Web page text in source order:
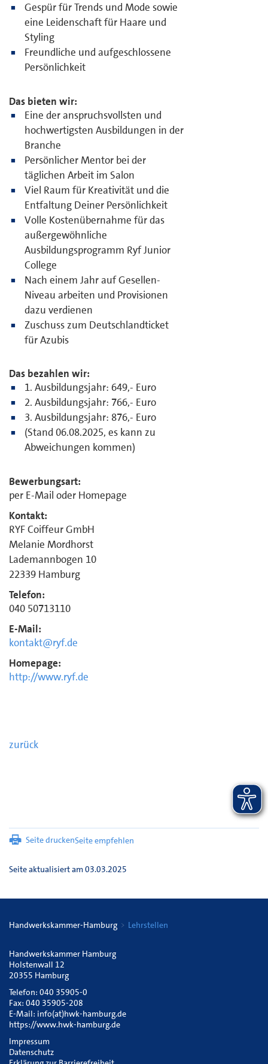
Gespür für Trends und Mode sowie
eine Leidenschaft für Haare und
Styling
Freundliche und aufgeschlossene
Persönlichkeit
Das bieten wir:
Eine der anspruchsvollsten und
hochwertigsten Ausbildungen in der
Branche
Persönlicher Mentor bei der
täglichen Arbeit im Salon
Viel Raum für Kreativität und die
Entfaltung Deiner Persönlichkeit
Volle Kostenübernahme für das
außergewöhnliche
Ausbildungsprogramm Ryf Junior
College
Nach einem Jahr auf Gesellen-
Niveau arbeiten und Provisionen
dazu verdienen
Zuschuss zum Deutschlandticket
für Azubis
Das bezahlen wir:
1. Ausbildungsjahr: 649,- Euro
2. Ausbildungsjahr: 766,- Euro
3. Ausbildungsjahr: 876,- Euro
(Stand 06.08.2025, es kann zu
Abweichungen kommen)
Bewerbungsart:
per E-Mail oder Homepage
Kontakt:
RYF Coiffeur GmbH
Melanie Mordhorst
Lademannbogen 10
22339 Hamburg
Telefon:
040 50713110
E-Mail:
kontakt@ryf.de
Homepage:
http://www.ryf.de
zurück
Seite druckenSeite empfehlen
Seite aktualisiert am 03.03.2025
Handwerkskammer-Hamburg Lehrstellen
Handwerkskammer Hamburg
Holstenwall 12
20355 Hamburg
Telefon: 040 35905-0
Fax: 040 35905-208
E-Mail: info(at)hwk-hamburg.de
https://www.hwk-hamburg.de
Impressum
Datenschutz